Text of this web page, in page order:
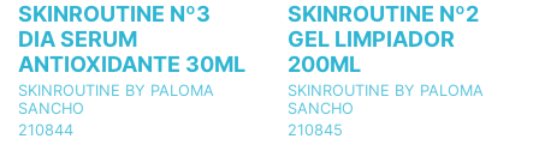
SKINROUTINE Nº3
DIA SERUM
ANTIOXIDANTE 30ML
SKINROUTINE BY PALOMA
SANCHO
210844
SKINROUTINE Nº2
GEL LIMPIADOR
200ML
SKINROUTINE BY PALOMA
SANCHO
210845